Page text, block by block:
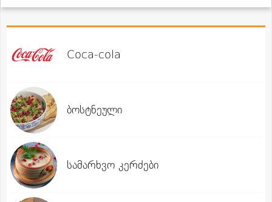
Coca-cola
ბოსტნეული
სამარხვო კერძები